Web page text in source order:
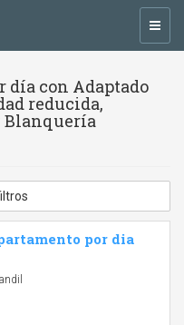
día con Adaptado
reducida,
Blanquería
por dia